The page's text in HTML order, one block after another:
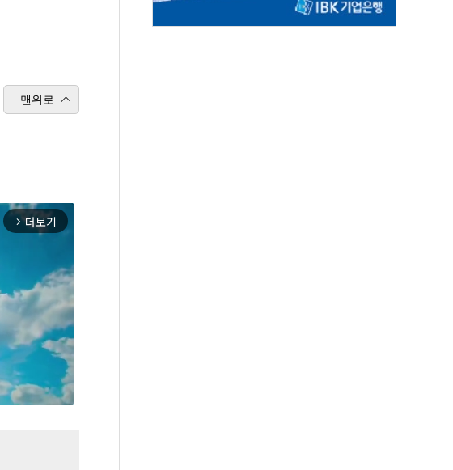
맨위로
arrow_forward_ios 더보기